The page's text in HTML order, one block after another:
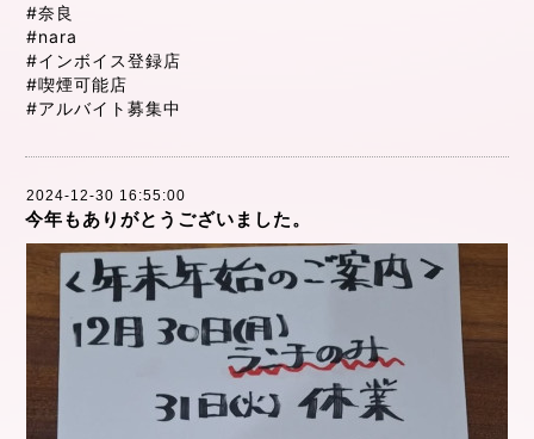
#奈良
#nara
#インボイス登録店
#喫煙可能店
#アルバイト募集中
2024-12-30 16:55:00
今年もありがとうございました。